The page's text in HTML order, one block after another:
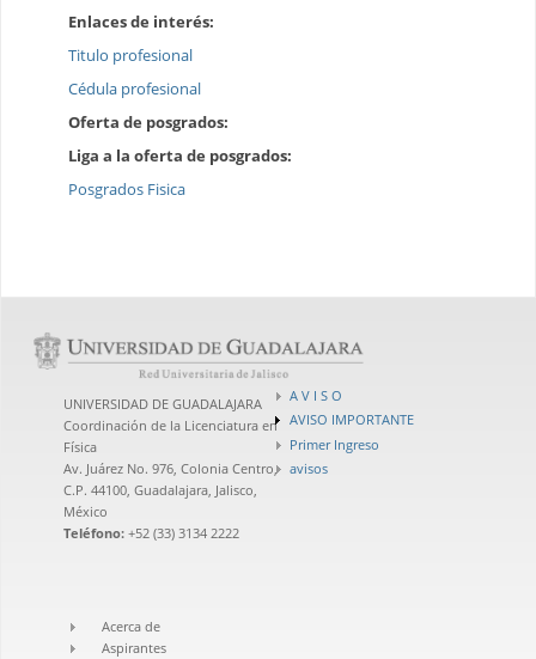
Enlaces de interés:
Titulo profesional
Cédula profesional
Oferta de posgrados:
Liga a la oferta de posgrados:
Posgrados Fisica
UNIVERSIDAD DE GUADALAJARA
Coordinación de la Licenciatura en
Física
Av. Juárez No. 976, Colonia Centro,
C.P. 44100, Guadalajara, Jalisco,
México
Teléfono: +52 (33) 3134 2222
A V I S O
AVISO IMPORTANTE
Primer Ingreso
avisos
Acerca de
Aspirantes